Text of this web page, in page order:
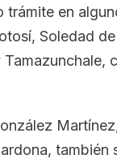
trámite en
Soledad
también